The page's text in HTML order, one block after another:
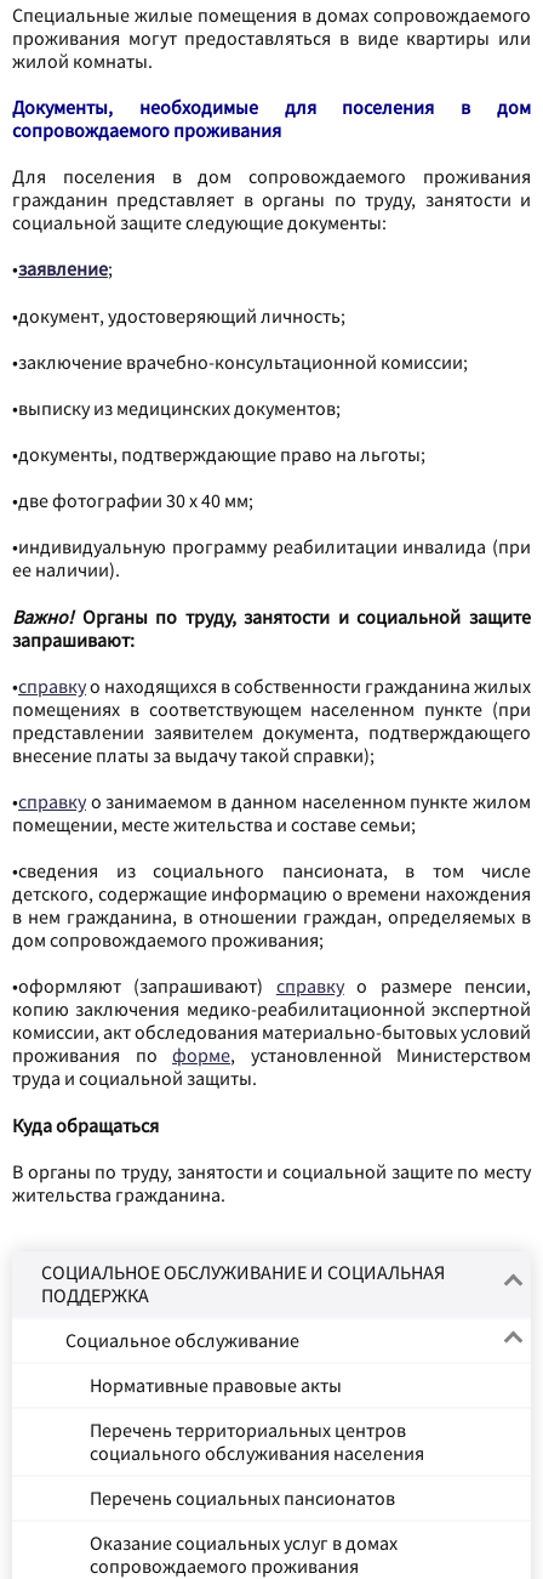
Специальные жилые помещения в домах сопровождаемого
проживания могут предоставляться в виде квартиры или
жилой комнаты.
Документы, необходимые для поселения в дом
сопровождаемого проживания
Для поселения в дом сопровождаемого проживания
гражданин представляет в органы по труду, занятости и
социальной защите следующие документы:
•заявление;
•документ, удостоверяющий личность;
•заключение врачебно-консультационной комиссии;
•выписку из медицинских документов;
•документы, подтверждающие право на льготы;
•две фотографии 30 x 40 мм;
•индивидуальную программу реабилитации инвалида (при
ее наличии).
Важно! Органы по труду, занятости и социальной защите
запрашивают:
•справкуо находящихся в собственности гражданина жилых
помещениях в соответствующем населенном пункте (при
представлении заявителем документа, подтверждающего
внесение платы за выдачу такой справки);
•справкуо занимаемом в данном населенном пункте жилом
помещении, месте жительства и составе семьи;
•сведения из социального пансионата, в том числе
детского, содержащие информацию о времени нахождения
в нем гражданина, в отношении граждан, определяемых в
дом сопровождаемого проживания;
•оформляют (запрашивают) справкуо размере пенсии,
копию заключения медико-реабилитационной экспертной
комиссии, акт обследования материально-бытовых условий
проживания по форме, установленной Министерством
труда и социальной защиты.
Куда обращаться
В органы по труду, занятости и социальной защите по месту
жительства гражданина.
СОЦИАЛЬНОЕ ОБСЛУЖИВАНИЕ И СОЦИАЛЬНАЯ
ПОДДЕРЖКА
Социальное обслуживание
Нормативные правовые акты
Перечень территориальных центров
социального обслуживания населения
Перечень социальных пансионатов
Оказание социальных услуг в домах
сопровождаемого проживания